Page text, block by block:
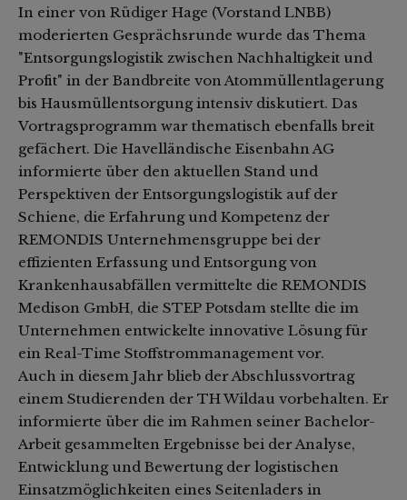
In einer von Rüdiger Hage (Vorstand LNBB)
moderierten Gesprächsrunde wurde das Thema
"Entsorgungslogistik zwischen Nachhaltigkeit und
Profit" in der Bandbreite von Atommüllentlagerung
bis Hausmüllentsorgung intensiv diskutiert. Das
Vortragsprogramm war thematisch ebenfalls breit
gefächert. Die Havelländische Eisenbahn AG
informierte über den aktuellen Stand und
Perspektiven der Entsorgungslogistik auf der
Schiene, die Erfahrung und Kompetenz der
REMONDIS Unternehmensgruppe bei der
effizienten Erfassung und Entsorgung von
Krankenhausabfällen vermittelte die REMONDIS
Medison GmbH, die STEP Potsdam stellte die im
Unternehmen entwickelte innovative Lösung für
ein Real-Time Stoffstrommanagement vor.
Auch in diesem Jahr blieb der Abschlussvortrag
einem Studierenden der TH Wildau vorbehalten. Er
informierte über die im Rahmen seiner Bachelor-
Arbeit gesammelten Ergebnisse bei der Analyse,
Entwicklung und Bewertung der logistischen
Einsatzmöglichkeiten eines Seitenladers in